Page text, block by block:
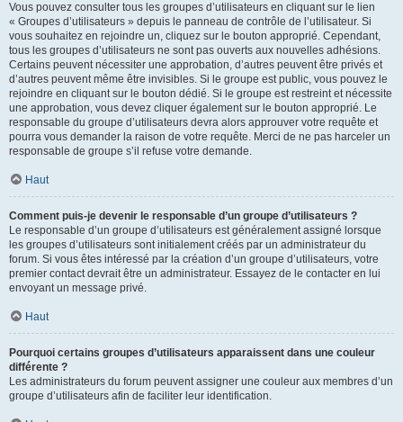
Vous pouvez consulter tous les groupes d’utilisateurs en cliquant sur le lien
« Groupes d’utilisateurs » depuis le panneau de contrôle de l’utilisateur. Si
vous souhaitez en rejoindre un, cliquez sur le bouton approprié. Cependant,
tous les groupes d’utilisateurs ne sont pas ouverts aux nouvelles adhésions.
Certains peuvent nécessiter une approbation, d’autres peuvent être privés et
d’autres peuvent même être invisibles. Si le groupe est public, vous pouvez le
rejoindre en cliquant sur le bouton dédié. Si le groupe est restreint et nécessite
une approbation, vous devez cliquer également sur le bouton approprié. Le
responsable du groupe d’utilisateurs devra alors approuver votre requête et
pourra vous demander la raison de votre requête. Merci de ne pas harceler un
responsable de groupe s’il refuse votre demande.
Haut
Comment puis-je devenir le responsable d’un groupe d’utilisateurs ?
Le responsable d’un groupe d’utilisateurs est généralement assigné lorsque
les groupes d’utilisateurs sont initialement créés par un administrateur du
forum. Si vous êtes intéressé par la création d’un groupe d’utilisateurs, votre
premier contact devrait être un administrateur. Essayez de le contacter en lui
envoyant un message privé.
Haut
Pourquoi certains groupes d’utilisateurs apparaissent dans une couleur
différente ?
Les administrateurs du forum peuvent assigner une couleur aux membres d’un
groupe d’utilisateurs afin de faciliter leur identification.